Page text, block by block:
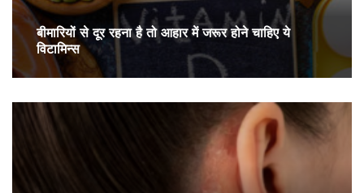
बीमारियों से दूर रहना है तो आहार में जरूर होने चाहिए ये
विटामिन्स